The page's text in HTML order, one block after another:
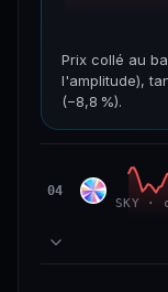
Prix collé au
l'amplitude),
(−8,8 %).
508 M$
VAR. 7 J
04 SKY Sky
SKY ·